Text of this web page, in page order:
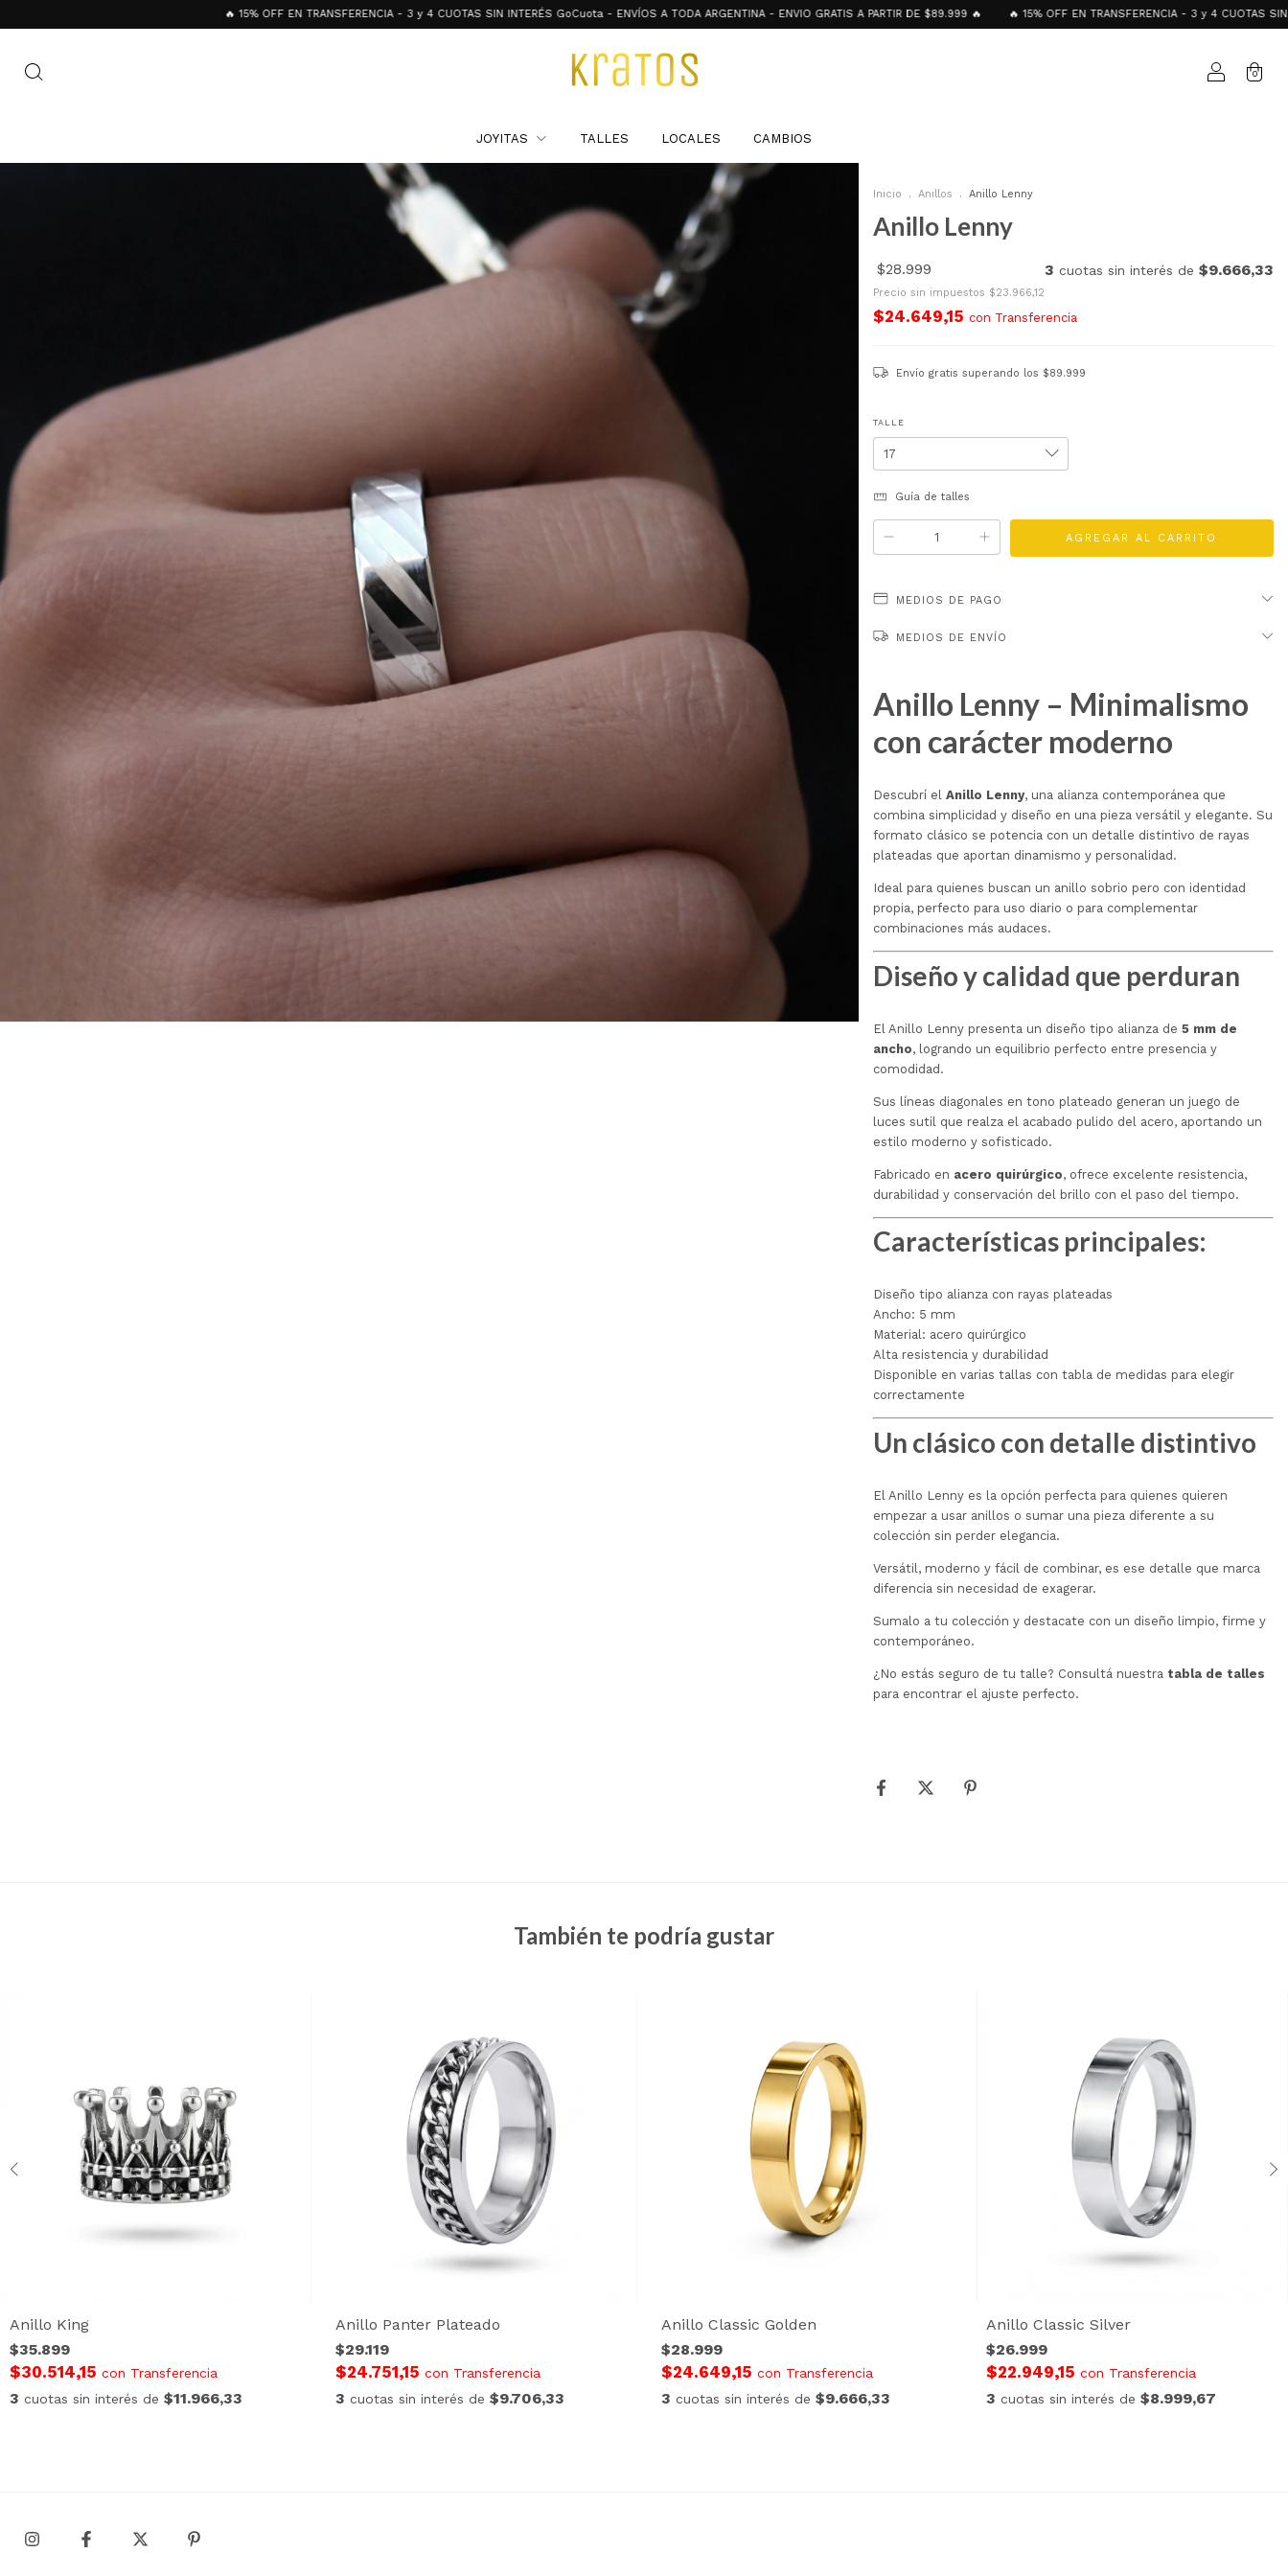
🔥 15% OFF EN TRANSFERENCIA - 3 y 4 CUOTAS SIN INTERÉS GoCuota - ENVÍOS A TODA ARGENTINA - ENVIO GRATIS A PARTIR DE $89.999 🔥 🔥 15% OFF EN TRANSFERENCIA - 3 y 4 CUOTAS SIN INTERÉS
0
JOYITAS TALLES LOCALES CAMBIOS
Inicio . Anillos . Anillo Lenny
Anillo Lenny
$28.999 3 cuotas sin interés de $9.666,33
Precio sin impuestos $23.966,12
$24.649,15 con Transferencia
Envío gratissuperando los $89.999
TALLE
Guía de talles
MEDIOS DE PAGO
MEDIOS DE ENVÍO
Anillo Lenny – Minimalismo
con carácter moderno
Descubrí el Anillo Lenny, una alianza contemporánea que
combina simplicidad y diseño en una pieza versátil y elegante. Su
formato clásico se potencia con un detalle distintivo de rayas
plateadas que aportan dinamismo y personalidad.
Ideal para quienes buscan un anillo sobrio pero con identidad
propia, perfecto para uso diario o para complementar
combinaciones más audaces.
Diseño y calidad que perduran
El Anillo Lenny presenta un diseño tipo alianza de 5 mm de
ancho, logrando un equilibrio perfecto entre presencia y
comodidad.
Sus líneas diagonales en tono plateado generan un juego de
luces sutil que realza el acabado pulido del acero, aportando un
estilo moderno y sofisticado.
Fabricado en acero quirúrgico, ofrece excelente resistencia,
durabilidad y conservación del brillo con el paso del tiempo.
Características principales:
Diseño tipo alianza con rayas plateadas
Ancho: 5 mm
Material: acero quirúrgico
Alta resistencia y durabilidad
Disponible en varias tallas con tabla de medidas para elegir
correctamente
Un clásico con detalle distintivo
El Anillo Lenny es la opción perfecta para quienes quieren
empezar a usar anillos o sumar una pieza diferente a su
colección sin perder elegancia.
Versátil, moderno y fácil de combinar, es ese detalle que marca
diferencia sin necesidad de exagerar.
Sumalo a tu colección y destacate con un diseño limpio, firme y
contemporáneo.
¿No estás seguro de tu talle? Consultá nuestra tabla de talles
para encontrar el ajuste perfecto.
También te podría gustar
Anillo King
$35.899
$30.514,15 con Transferencia
3 cuotas sin interés de $11.966,33
Anillo Panter Plateado
$29.119
$24.751,15 con Transferencia
3 cuotas sin interés de $9.706,33
Anillo Classic Golden
$28.999
$24.649,15 con Transferencia
3 cuotas sin interés de $9.666,33
Anillo Classic Silver
$26.999
$22.949,15con Transferencia
3 cuotas sin interés de$8.999,67